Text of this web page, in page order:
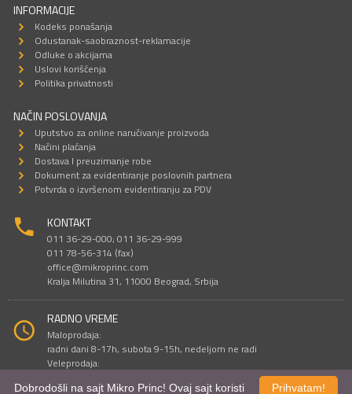
INFORMACIJE
Kodeks ponašanja
Odustanak-saobraznost-reklamacije
Odluke o akcijama
Uslovi korišćenja
Politika privatnosti
NAČIN POSLOVANJA
Uputstvo za online naručivanje proizvoda
Načini plaćanja
Dostava I preuzimanje robe
Dokument za evidentiranje poslovnih partnera
Potvrda o izvršenom evidentiranju za PDV
KONTAKT
011 36-29-000; 011 36-29-999
011 78-56-314 (fax)
office@mikroprinc.com
Kralja Milutina 31, 11000 Beograd, Srbija
RADNO VREME
Maloprodaja:
radni dani 8-17h, subota 9-15h, nedeljom ne radi
Veleprodaja:
Prihvatam!
Dobrodošli na sajt Mikro Princ! Ovaj sajt koristi